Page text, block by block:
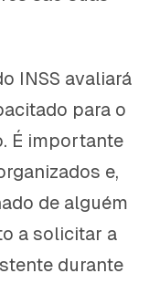
INSS avaliará
para o
É importante
e,
de alguém
a solicitar a
durante